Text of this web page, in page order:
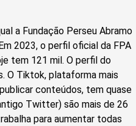
a Fundação Perseu Abramo
2023, o perfil oficial da FPA
tem 121 mil. O perfil do
O Tiktok, plataforma mais
conteúdos, tem quase
Twitter) são mais de 26
para aumentar todas